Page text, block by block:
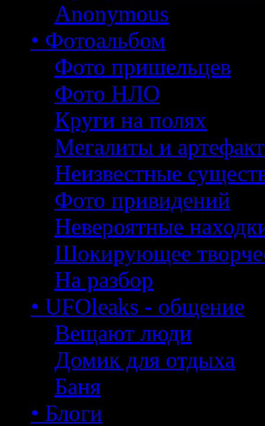
Anonymous
• Фотоальбом
Фото пришельцев
Фото НЛО
Круги на полях
Мегалиты и
Неизвестные
Фото привидений
Невероятные
Шокирующее
На разбор
• UFOleaks - общение
Вещают люди
Домик для отдыха
Баня
• Блоги